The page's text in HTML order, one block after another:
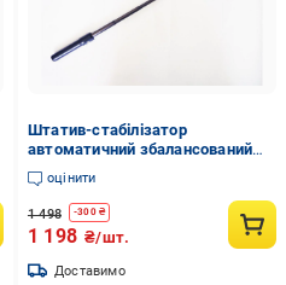
Штатив-стабілізатор
автоматичний збалансований
Gimbal GS-40 (29-14- 14864)
оцінити
1 498 -300₴
1 198 ₴/шт.
Доставимо